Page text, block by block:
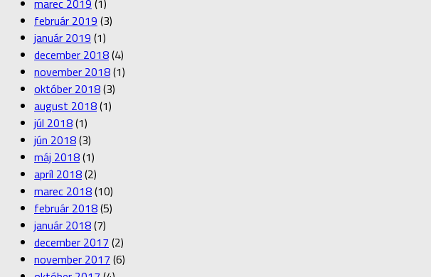
marec 2019 (1)
február 2019 (3)
január 2019 (1)
december 2018(4)
november 2018(1)
október 2018(3)
august 2018(1)
júl 2018(1)
jún 2018(3)
máj 2018(1)
apríl 2018(2)
marec 2018(10)
február 2018(5)
január 2018(7)
december 2017 (2)
november 2017 (6)